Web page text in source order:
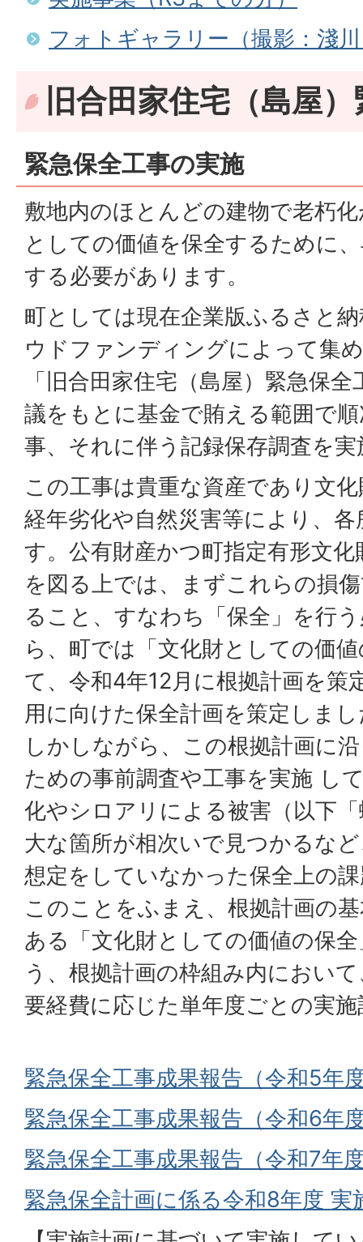
フォトギャラリー（撮影：淺
旧合田家住宅（島屋
緊急保全工事の実施
敷地内のほとんどの建物で老朽
としての価値を保全するために
する必要があります。
町としては現在企業版ふるさと
ウドファンディングによって集
「旧合田家住宅（島屋）緊急保
議をもとに基金で賄える範囲で
事、それに伴う記録保存調査を
この工事は貴重な資産であり文
経年劣化や自然災害等により、
す。公有財産かつ町指定有形文
を図る上では、まずこれらの損
ること、すなわち「保全」を行
ら、町では「文化財としての価
て、令和4年12月に根拠計画を策
用に向けた保全計画を策定しま
しかしながら、この根拠計画に
ための事前調査や工事を実施 し
化やシロアリによる被害（以下
大な箇所が相次いで見つかるな
想定をしていなかった保全上の
このことをふまえ、根拠計画の
ある「文化財としての価値の保
う、根拠計画の枠組み内におい
要経費に応じた単年度ごとの実
緊急保全工事成果報告（令和5年
緊急保全工事成果報告（令和6年
緊急保全工事成果報告（令和7年
緊急保全計画に係る令和8年度 実